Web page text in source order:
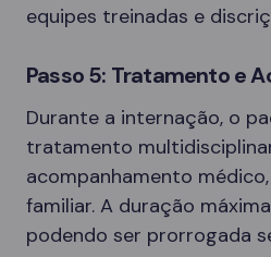
equipes treinadas e
Passo 5: Tratamento e
Durante a internação, o
tratamento
acompanhamento
familiar. A duração
podendo ser prorrogada